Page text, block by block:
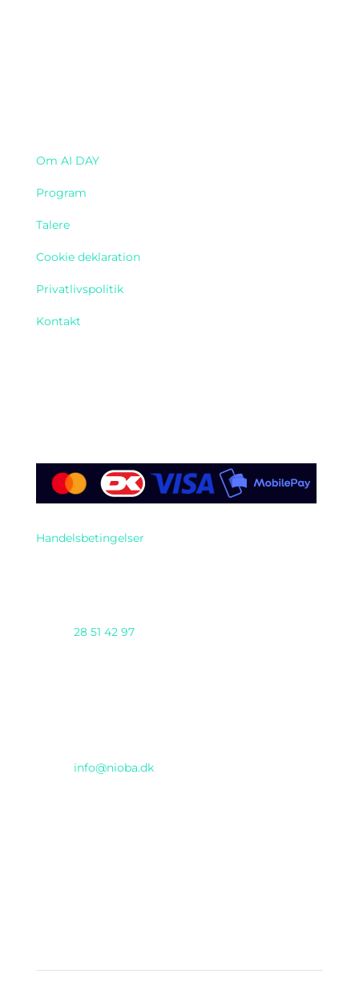
Om AI DAY
Program
Talere
Cookie deklaration
Privatlivspolitik
Kontakt
Handelsbetingelser
28 51 42 97
info@nioba.dk